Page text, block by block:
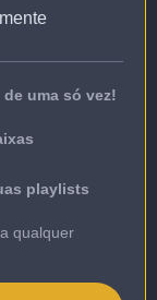
uma só vez!
playlists
qualquer